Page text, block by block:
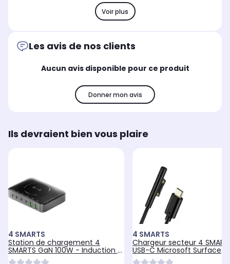
Voir plus
Les avis de nos clients
Aucun avis disponible pour ce produit
Donner mon avis
Ils devraient bien vous plaire
4 SMARTS
Station de chargement 4
SMARTS GaN 100W - Induction +
4x USB-C + 2x USB
4 SMARTS
Chargeur secteur 4
USB-C Microsoft Surface
Recharge Rapide